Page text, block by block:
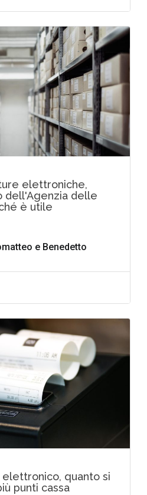
elettroniche,
dell'Agenzia delle
è utile
e Benedetto
elettronico, quanto si
punti cassa